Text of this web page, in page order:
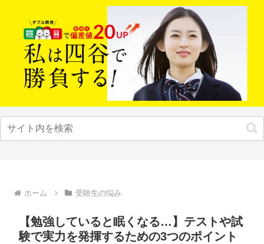
ホーム 受験生の悩み
【勉強していると眠くなる…】テストや試
験で実力を発揮するための3つのポイント